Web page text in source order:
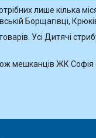
лише кілька
Борщагівці,
Усі Дитячі
мешканців ЖК Софія